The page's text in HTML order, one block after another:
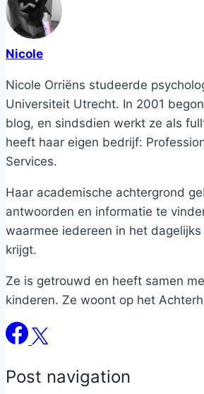
Nicole
Nicole Orriëns studeerde
Universiteit Utrecht. In 2001
blog, en sindsdien werkt ze als
heeft haar eigen bedrijf:
Services.
Haar academische achtergrond
antwoorden en informatie te
waarmee iedereen in het
krijgt.
Ze is getrouwd en heeft samen
kinderen. Ze woont op het
Post navigation